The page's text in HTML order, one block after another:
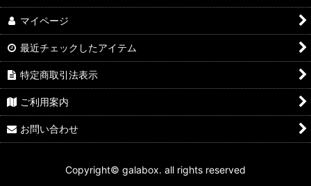
マイページ
最近チェックしたアイテム
特定商取引法表示
ご利用案内
お問い合わせ
Copyright© galabox. all rights reserved